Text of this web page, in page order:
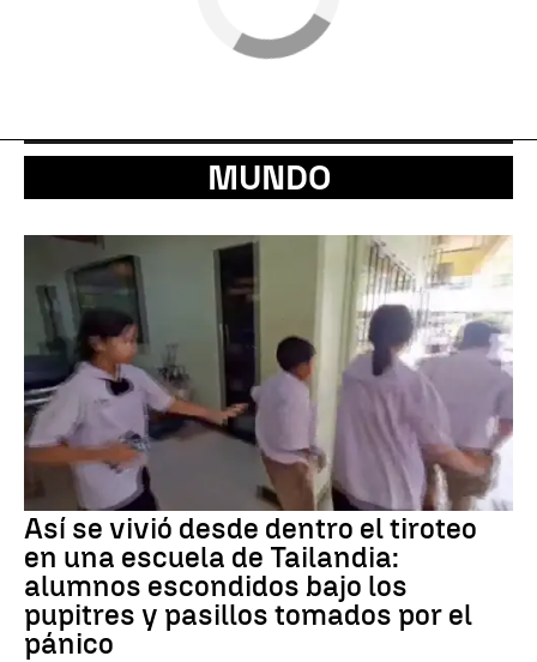
MUNDO
Así se vivió desde dentro el tiroteo
en una escuela de Tailandia:
alumnos escondidos bajo los
pupitres y pasillos tomados por el
pánico